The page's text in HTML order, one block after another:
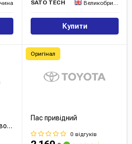
SATO TECH Великобританія
Купити
Пас привідний
0 відгуків
Оригінал